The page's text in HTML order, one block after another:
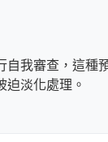
我審查，這種
迫淡化處理。